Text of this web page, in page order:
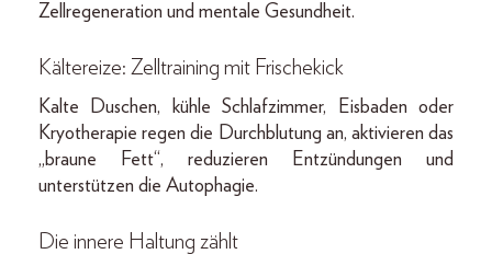
Zellregeneration und mentale Gesundheit.
Kältereize: Zelltraining mit Frischekick
Kalte Duschen, kühle Schlafzimmer, Eis­baden oder
Kryotherapie regen die Durchblutung an, aktivieren das
„braune Fett“, reduzieren Entzündungen und
unterstützen die Autophagie.
Die innere Haltung zählt